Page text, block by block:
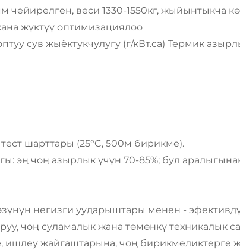
чейирелген, веси 1330-1550кг, жыйынтыкча
жүктүү оптимизациялоо
сув жыёктукчулугу (г/кВт.са) Термик
шарттары (25°C, 500м бирикме).
эң чоң азырлык үчүн 70-85%; бул
негизги уударыштары менен -
чоң суламалык жана төмөнкү техникалык
жайгаштарына, чоң бирикмеликтерге